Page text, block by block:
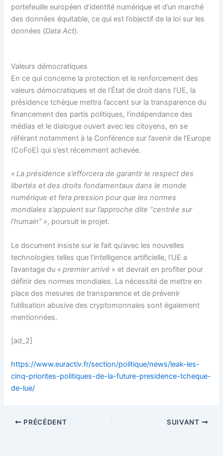
portefeuille européen d’identité numérique et d’un marché
des données équitable, ce qui est l’objectif de la loi sur les
données (Data Act).
Valeurs démocratiques
En ce qui concerne la protection et le renforcement des
valeurs démocratiques et de l’État de droit dans l’UE, la
présidence tchèque mettra l’accent sur la transparence du
financement des partis politiques, l’indépendance des
médias et le dialogue ouvert avec les citoyens, en se
référant notamment à la Conférence sur l’avenir de l’Europe
(CoFoE) qui s’est récemment achevée.
« La présidence s’efforcera de garantir le respect des
libertés et des droits fondamentaux dans le monde
numérique et fera pression pour que les normes
mondiales s’appuient sur l’approche dite “centrée sur
l’humain” », poursuit le projet.
Le document insiste sur le fait qu’avec les nouvelles
technologies telles que l’intelligence artificielle, l’UE a
l’avantage du «premier arrivé » et devrait en profiter pour
définir des normes mondiales. La nécessité de mettre en
place des mesures de transparence et de prévenir
l’utilisation abusive des cryptomonnaies sont également
mentionnées.
[ad_2]
https://www.euractiv.fr/section/politique/news/leak-les-
cinq-priorites-politiques-de-la-future-presidence-tcheque-
de-lue/
PRÉCÉDENT SUIVANT